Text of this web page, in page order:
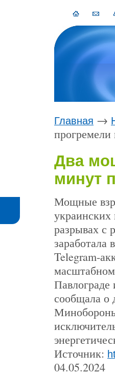
Главная →
прогремели
Два
минут
Мощные
разрывах с
заработала
Telegram-
Павлограде
сообщала о
Источник:
04.05.2024